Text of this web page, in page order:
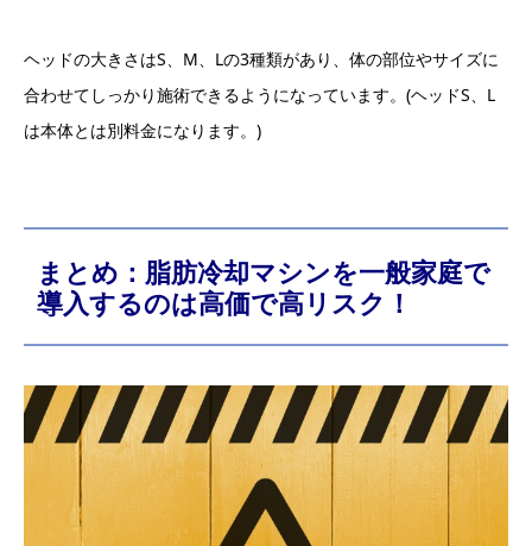
ヘッドの大きさはS、M、Lの3種類があり、体の部位やサイズに
合わせてしっかり施術できるようになっています。(ヘッドS、L
は本体とは別料金になります。)
まとめ：脂肪冷却マシンを一般家庭で
導入するのは高価で高リスク！